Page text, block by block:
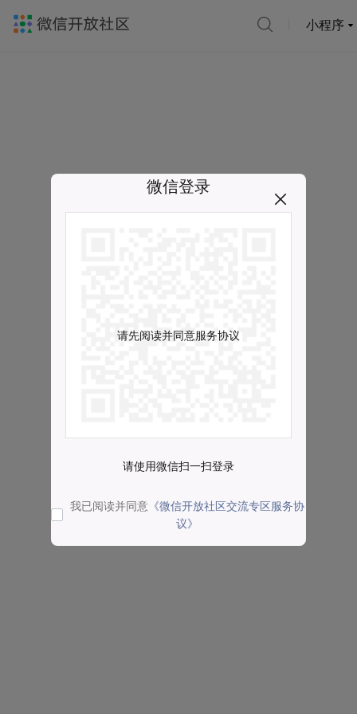
小程序
微信登录
请先阅读并同意服务协议
请使用微信扫一扫登录
我已阅读并同意 《微信开放社区交流专区服务协
议》